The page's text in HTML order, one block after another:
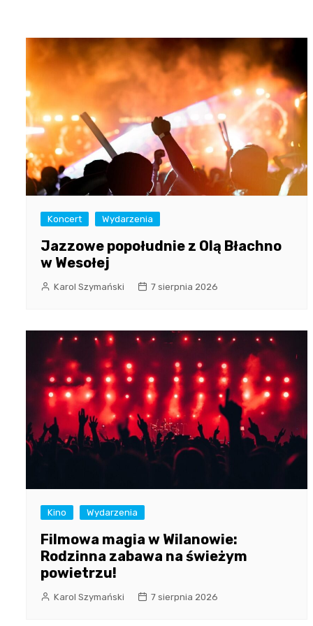
Koncert Wydarzenia
Jazzowe popołudnie z Olą Błachno
w Wesołej
Karol Szymański 7 sierpnia 2026
Kino Wydarzenia
Filmowa magia w Wilanowie:
Rodzinna zabawa na świeżym
powietrzu!
Karol Szymański 7 sierpnia 2026